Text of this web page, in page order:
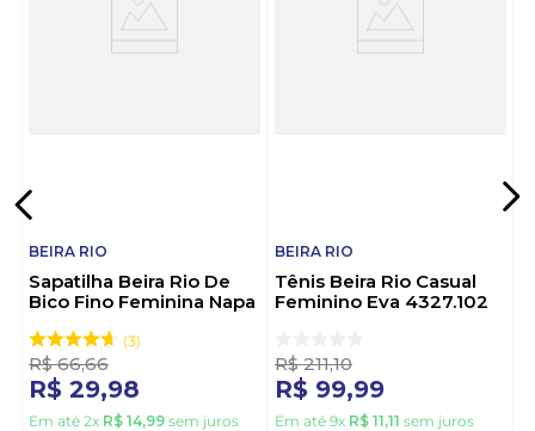
acessíveis. Famosa pelo design elegante e atenção
ao conforto, é a escolha ideal para quem busca
estilo sem abrir mão do bem-estar. Escolha Beira
BEIRA RIO
Sapatilha Beira Rio De
Bico Fino Feminina Napa
White
3
R$ 66,66
R$ 29,98
Em até 2x R$ 14,99 sem juros
BEIRA RIO
Tênis Beira Rio Casual
Feminino Eva 4327.102
R$ 211,10
R$ 99,99
Em até 9x R$ 11,11 sem juros